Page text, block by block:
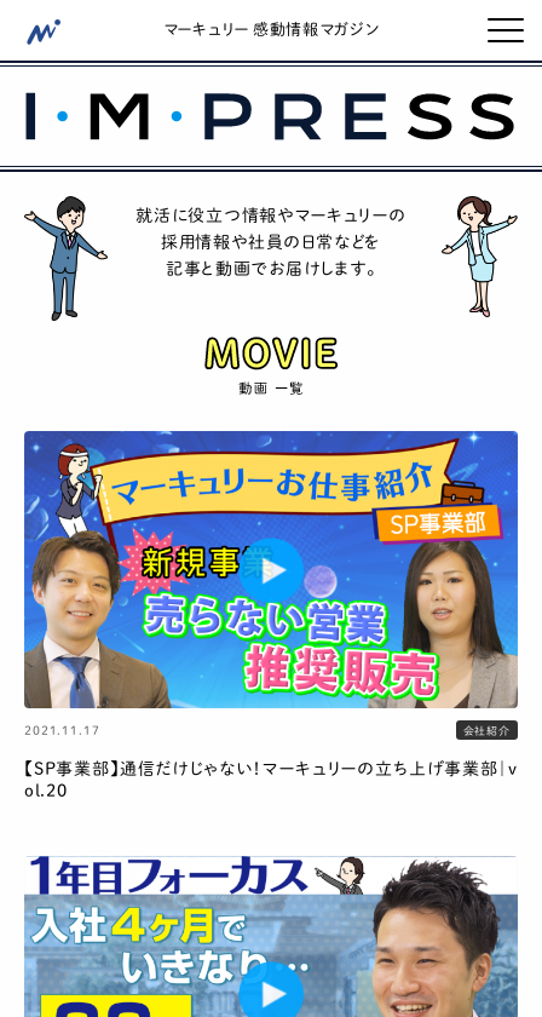
マーキュリー 感動情報マガジン
就活に役立つ情報やマーキュリーの
採用情報や社員の日常などを
記事と動画でお届けします。
2021.11.17 会社紹介
【SP事業部】通信だけじゃない！マーキュリーの立ち上げ事業部｜v
ol.20